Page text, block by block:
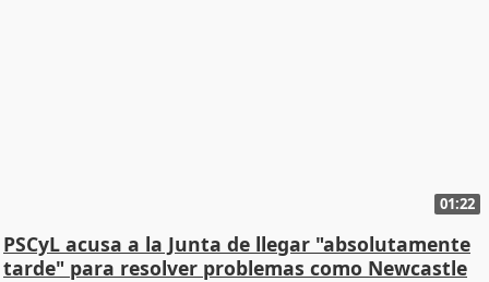
01:22
PSCyL acusa a la Junta de llegar "absolutamente
tarde" para resolver problemas como Newcastle